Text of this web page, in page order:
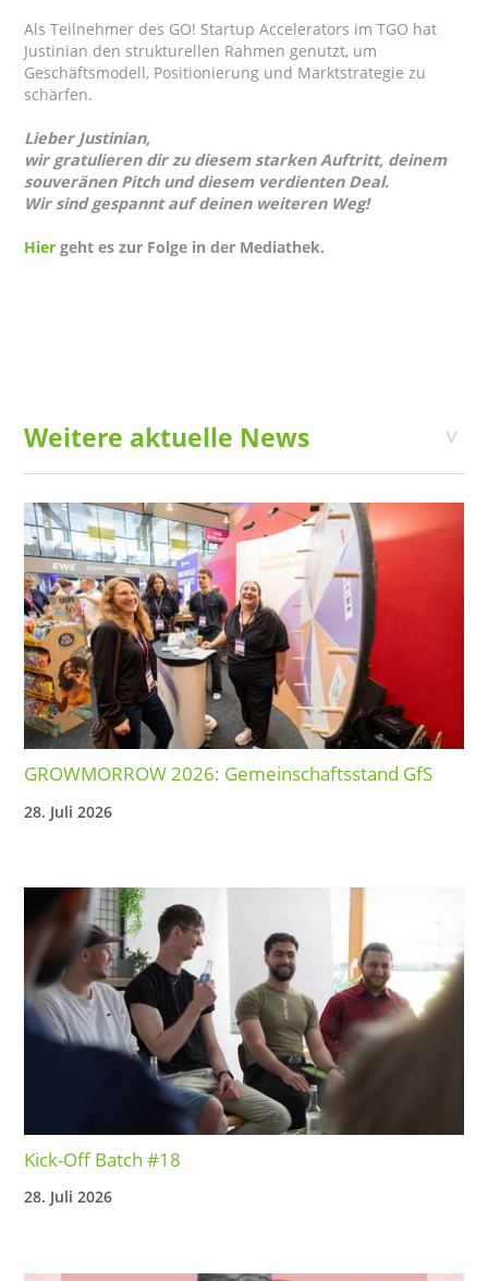
Als Teilnehmer des GO! Startup Accelerators im TGO hat
Justinian den strukturellen Rahmen genutzt, um
Geschäftsmodell, Positionierung und Marktstrategie zu
schärfen.
Lieber Justinian,
wir gratulieren dir zu diesem starken Auftritt, deinem
souveränen Pitch und diesem verdienten Deal.
Wir sind gespannt auf deinen weiteren Weg!
Hier geht es zur Folge in der Mediathek.
Weitere aktuelle News
GROWMORROW 2026: Gemeinschaftsstand GfS
28. Juli 2026
Kick-Off Batch #18
28. Juli 2026